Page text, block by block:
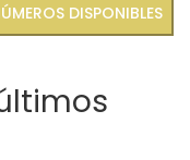
TODOS LOS NÚMEROS DISPONIBLES